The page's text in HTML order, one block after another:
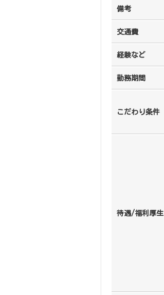
備考
交通費
経験など
勤務期間
こだわり条件
待遇/福利厚生